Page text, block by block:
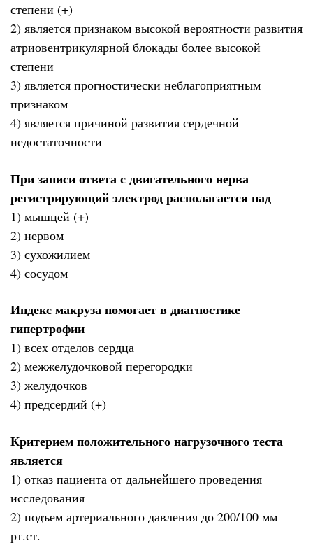
степени (+)
2) является признаком высокой вероятности развития
атриовентрикулярной блокады более высокой
степени
3) является прогностически неблагоприятным
признаком
4) является причиной развития сердечной
недостаточности
При записи ответа с двигательного нерва
регистрирующий электрод располагается над
1) мышцей (+)
2) нервом
3) сухожилием
4) сосудом
Индекс макруза помогает в диагностике
гипертрофии
1) всех отделов сердца
2) межжелудочковой перегородки
3) желудочков
4) предсердий (+)
Критерием положительного нагрузочного теста
является
1) отказ пациента от дальнейшего проведения
исследования
2) подъем артериального давления до 200/100 мм
рт.ст.